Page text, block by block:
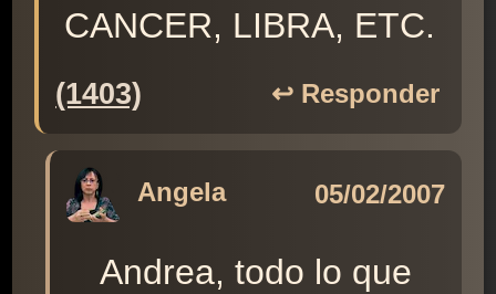
CANCER, LIBRA, ETC.
(1403) ↩️ Responder
Angela 05/02/2007
Andrea, todo lo que